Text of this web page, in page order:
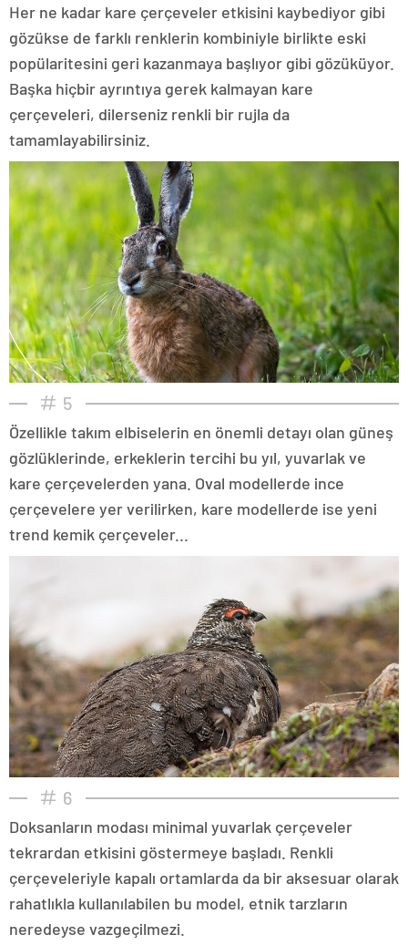
Her ne kadar kare çerçeveler etkisini kaybediyor gibi
gözükse de farklı renklerin kombiniyle birlikte eski
popülaritesini geri kazanmaya başlıyor gibi gözüküyor.
Başka hiçbir ayrıntıya gerek kalmayan kare
çerçeveleri, dilerseniz renkli bir rujla da
tamamlayabilirsiniz.
5
Özellikle takım elbiselerin en önemli detayı olan güneş
gözlüklerinde, erkeklerin tercihi bu yıl, yuvarlak ve
kare çerçevelerden yana. Oval modellerde ince
çerçevelere yer verilirken, kare modellerde ise yeni
trend kemik çerçeveler...
6
Doksanların modası minimal yuvarlak çerçeveler
tekrardan etkisini göstermeye başladı. Renkli
çerçeveleriyle kapalı ortamlarda da bir aksesuar olarak
rahatlıkla kullanılabilen bu model, etnik tarzların
neredeyse vazgeçilmezi.